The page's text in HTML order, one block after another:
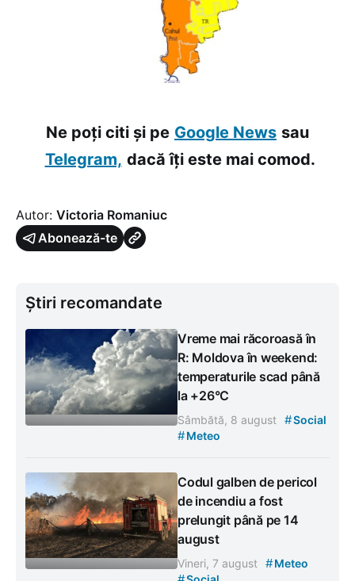
Ne poți citi și pe Google News sau
Telegram, dacă îți este mai comod.
Autor: Victoria Romaniuc
Abonează-te
Știri recomandate
Vreme mai răcoroasă în
R: Moldova în weekend:
temperaturile scad până
la +26°C
Sâmbătă, 8 august #Social
#Meteo
Codul galben de pericol
de incendiu a fost
prelungit până pe 14
august
Vineri, 7 august #Meteo